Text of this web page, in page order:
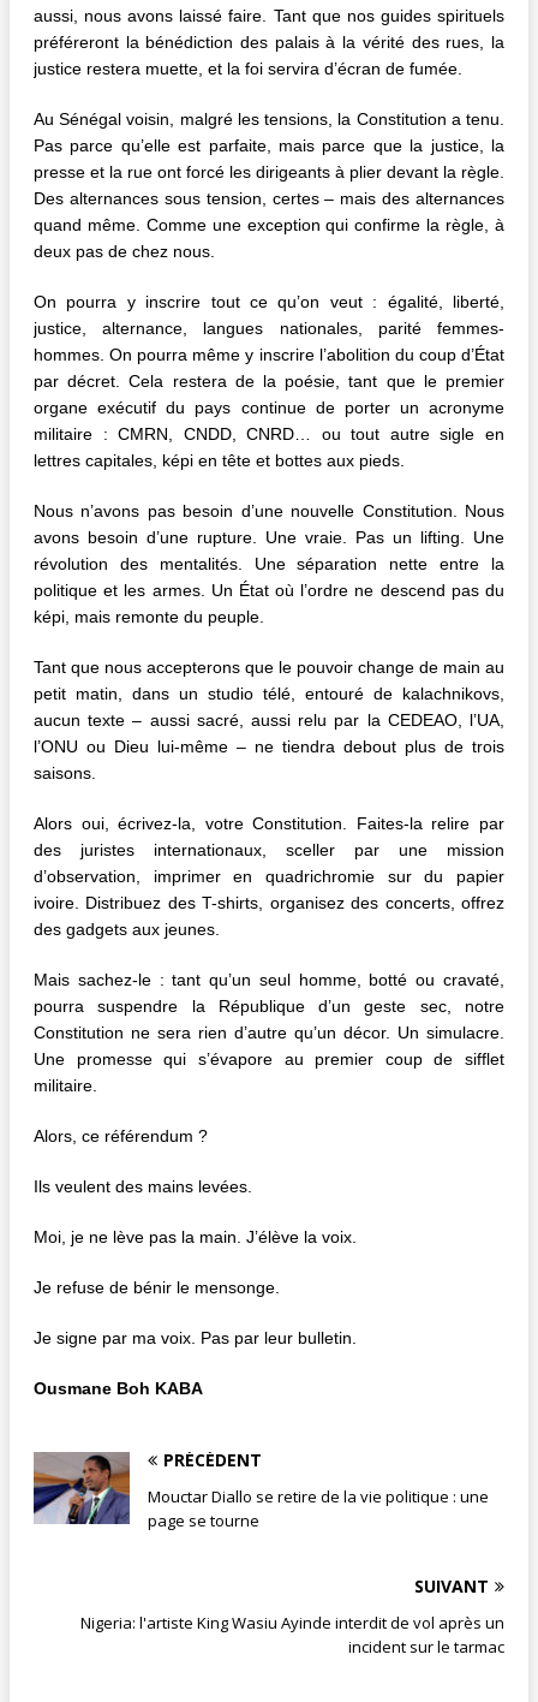
aussi, nous avons laissé faire. Tant que nos guides spirituels
préféreront la bénédiction des palais à la vérité des rues, la
justice restera muette, et la foi servira d’écran de fumée.
Au Sénégal voisin, malgré les tensions, la Constitution a tenu.
Pas parce qu’elle est parfaite, mais parce que la justice, la
presse et la rue ont forcé les dirigeants à plier devant la règle.
Des alternances sous tension, certes – mais des alternances
quand même. Comme une exception qui confirme la règle, à
deux pas de chez nous.
On pourra y inscrire tout ce qu’on veut : égalité, liberté,
justice, alternance, langues nationales, parité femmes-
hommes. On pourra même y inscrire l’abolition du coup d’État
par décret. Cela restera de la poésie, tant que le premier
organe exécutif du pays continue de porter un acronyme
militaire : CMRN, CNDD, CNRD… ou tout autre sigle en
lettres capitales, képi en tête et bottes aux pieds.
Nous n’avons pas besoin d’une nouvelle Constitution. Nous
avons besoin d’une rupture. Une vraie. Pas un lifting. Une
révolution des mentalités. Une séparation nette entre la
politique et les armes. Un État où l’ordre ne descend pas du
képi, mais remonte du peuple.
Tant que nous accepterons que le pouvoir change de main au
petit matin, dans un studio télé, entouré de kalachnikovs,
aucun texte – aussi sacré, aussi relu par la CEDEAO, l’UA,
l’ONU ou Dieu lui-même – ne tiendra debout plus de trois
saisons.
Alors oui, écrivez-la, votre Constitution. Faites-la relire par
des juristes internationaux, sceller par une mission
d’observation, imprimer en quadrichromie sur du papier
ivoire. Distribuez des T-shirts, organisez des concerts, offrez
des gadgets aux jeunes.
Mais sachez-le : tant qu’un seul homme, botté ou cravaté,
pourra suspendre la République d’un geste sec, notre
Constitution ne sera rien d’autre qu’un décor. Un simulacre.
Une promesse qui s’évapore au premier coup de sifflet
militaire.
Alors, ce référendum ?
Ils veulent des mains levées.
Moi, je ne lève pas la main. J’élève la voix.
Je refuse de bénir le mensonge.
Je signe par ma voix. Pas par leur bulletin.
Ousmane Boh KABA
PRÉCÉDENT
Mouctar Diallo se retire de la vie politique : une
page se tourne
SUIVANT
Nigeria: l'artiste King Wasiu Ayinde interdit de vol après un
incident sur le tarmac